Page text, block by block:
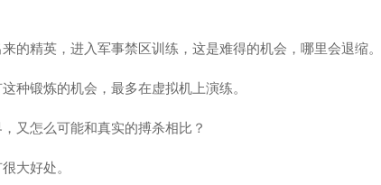
的精英，进入军事禁区训练，这是难得的机会，哪里会退缩。
种锻炼的机会，最多在虚拟机上演练。
又怎么可能和真实的搏杀相比？
大好处。